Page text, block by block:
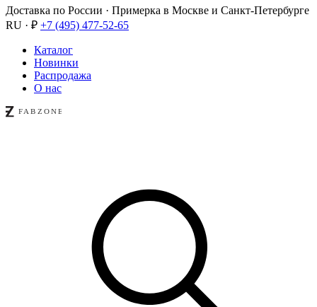
Доставка по России · Примерка в Москве и Санкт-Петербурге
RU · ₽ +7 (495) 477-52-65
Каталог
Новинки
Распродажа
О нас